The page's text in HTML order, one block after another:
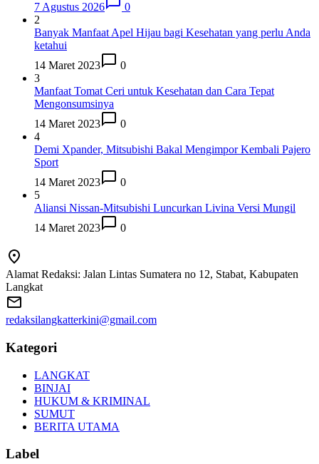
7 Agustus 2026
0
2
Banyak Manfaat Apel Hijau bagi Kesehatan yang perlu Anda
ketahui
14 Maret 2023
0
3
Manfaat Tomat Ceri untuk Kesehatan dan Cara Tepat
Mengonsumsinya
14 Maret 2023
0
4
Demi Xpander, Mitsubishi Bakal Mengimpor Kembali Pajero
Sport
14 Maret 2023
0
5
Aliansi Nissan-Mitsubishi Luncurkan Livina Versi Mungil
14 Maret 2023
0
Alamat Redaksi: Jalan Lintas Sumatera no 12, Stabat, Kabupaten
Langkat
redaksilangkatterkini@gmail.com
Kategori
LANGKAT
BINJAI
HUKUM & KRIMINAL
SUMUT
BERITA UTAMA
Label